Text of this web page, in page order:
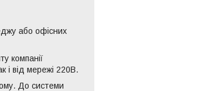
або офісних
компанії
і від мережі 220В.
До системи